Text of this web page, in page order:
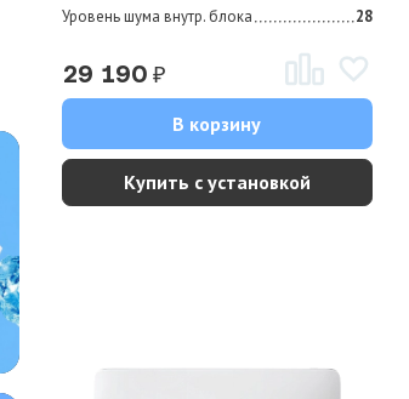
Уровень шума внутр. блока
28
29 190 ₽
В корзину
Купить с установкой